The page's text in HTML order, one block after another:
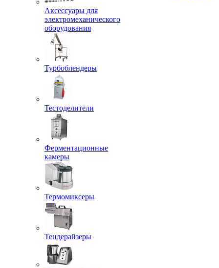
Аксессуары для
электромеханического
оборудования
Турбоблендеры
Тестоделители
Ферментационные
камеры
Термомиксеры
Тендерайзеры